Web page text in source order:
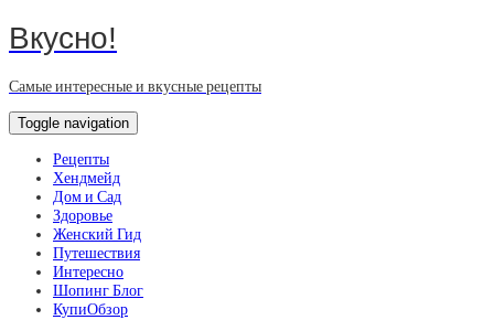
Вкусно!
Самые интересные и вкусные рецепты
Toggle navigation
Рецепты
Хендмейд
Дом и Сад
Здоровье
Женский Гид
Путешествия
Интересно
Шопинг Блог
КупиОбзор